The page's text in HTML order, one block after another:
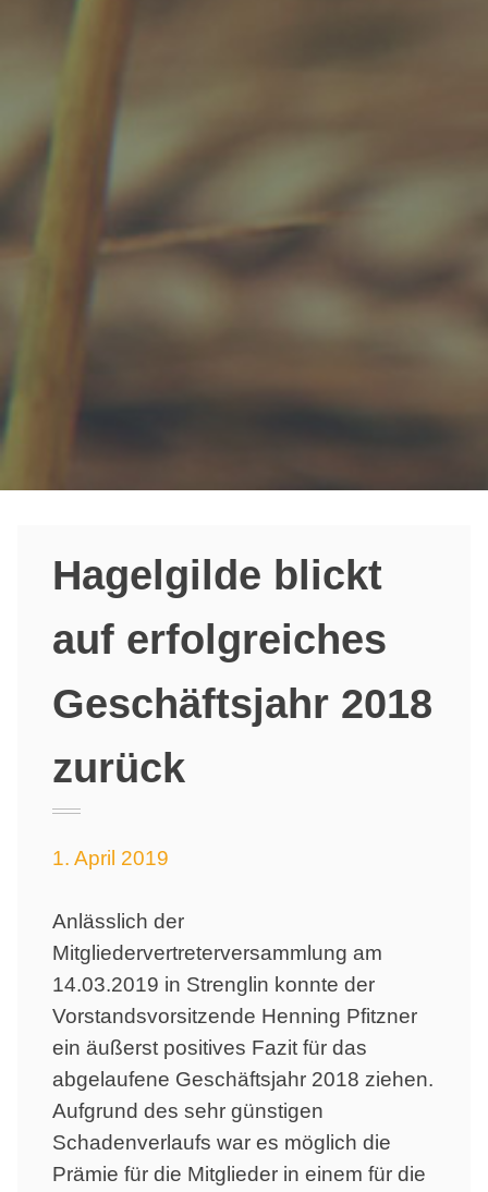
Hagelgilde blickt
auf erfolgreiches
Geschäftsjahr 2018
zurück
1. April 2019
Anlässlich der
Mitgliedervertreterversammlung am
14.03.2019 in Strenglin konnte der
Vorstandsvorsitzende Henning Pfitzner
ein äußerst positives Fazit für das
abgelaufene Geschäftsjahr 2018 ziehen.
Aufgrund des sehr günstigen
Schadenverlaufs war es möglich die
Prämie für die Mitglieder in einem für die